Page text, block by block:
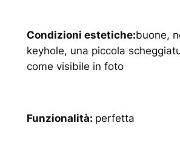
Condizioni estetiche:buone,
keyhole, una piccola
come visibile in foto
Funzionalità: perfetta